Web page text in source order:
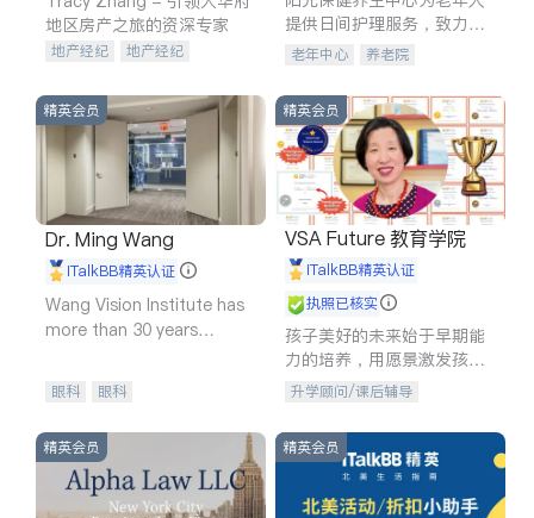
地区房产之旅的资深专家
地产经纪
地产经纪
商铺租售
开发商建商
提供日间护理服务，致力于
通过持续的护理创新来有效
老年中心 养老院
精英会员
Dr. Ming Wang
iTalkBB精英认证
Wang Vision Institute has
more than 30 years
眼科 眼科
精英会员
VSA Future 教育学院
iTalkBB精英认证
执照已核实
孩子美好的未来始于早期能
力的培养，用愿景激发孩子
的学习潜力和动力。理念：
拥有成长型心态是成功的基
石。
升学顾问/课后辅导
精英会员 精英会员